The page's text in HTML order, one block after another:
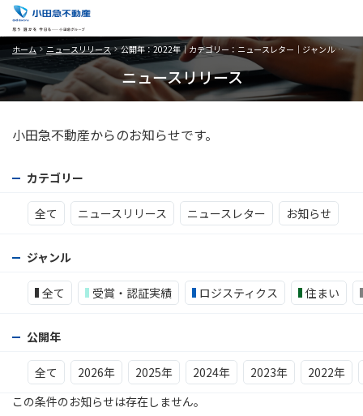
ホーム ニュースリリース 公開年：2022年｜カテゴリー：ニュースレター｜ジャンル：オフィスビル
ニュースリリース
小田急不動産からのお知らせです。
カテゴリー
全て ニュースリリース ニュースレター お知らせ
ジャンル
全て 受賞・認証実績 ロジスティクス 住まい
公開年
全て 2026年 2025年 2024年 2023年
2022年
この条件のお知らせは存在しません。